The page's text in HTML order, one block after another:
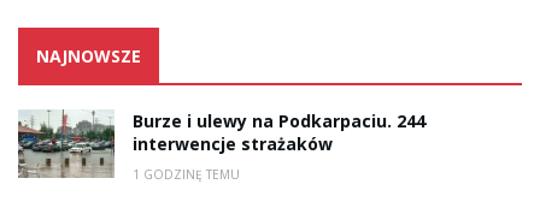
NAJNOWSZE
Burze i ulewy na Podkarpaciu. 244
interwencje strażaków
1 GODZINĘ TEMU